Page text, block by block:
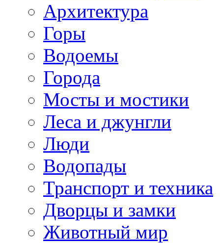
Архитектура
Горы
Водоемы
Города
Мосты и мостики
Леса и джунгли
Люди
Водопады
Транспорт и техника
Дворцы и замки
Животный мир